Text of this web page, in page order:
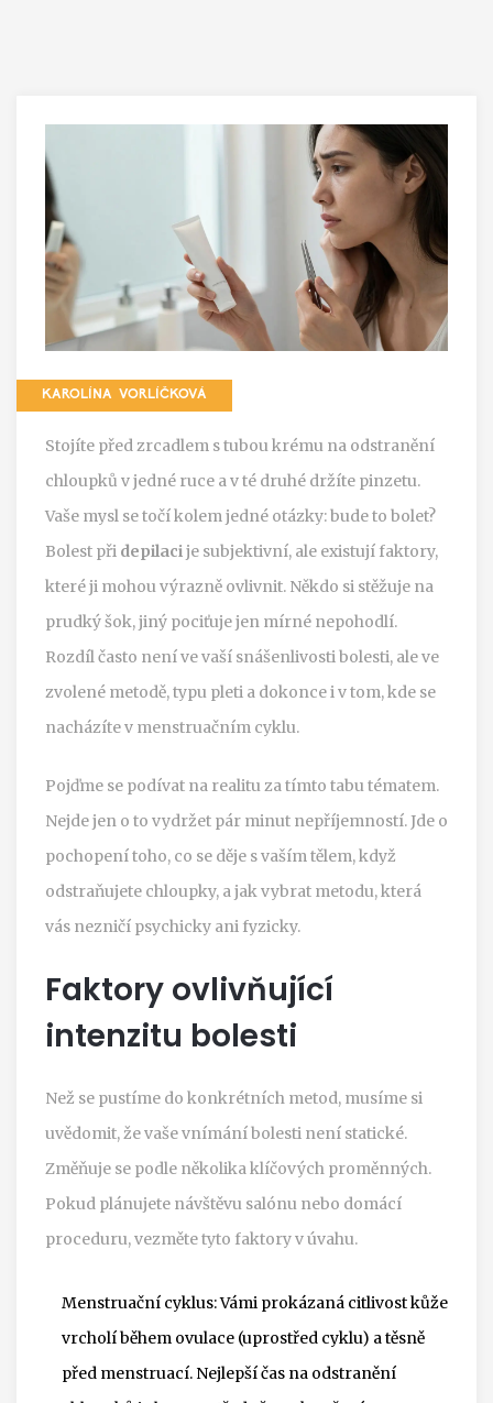
KAROLÍNA VORLÍČKOVÁ
Stojíte před zrcadlem s tubou krému na odstranění
chloupků v jedné ruce a v té druhé držíte pinzetu.
Vaše mysl se točí kolem jedné otázky: bude to bolet?
Bolest při depilacije subjektivní, ale existují faktory,
které ji mohou výrazně ovlivnit. Někdo si stěžuje na
prudký šok, jiný pociťuje jen mírné nepohodlí.
Rozdíl často není ve vaší snášenlivosti bolesti, ale ve
zvolené metodě, typu pleti a dokonce i v tom, kde se
nacházíte v menstruačním cyklu.
Pojďme se podívat na realitu za tímto tabu tématem.
Nejde jen o to vydržet pár minut nepříjemností. Jde o
pochopení toho, co se děje s vaším tělem, když
odstraňujete chloupky, a jak vybrat metodu, která
vás nezničí psychicky ani fyzicky.
Faktory ovlivňující
intenzitu bolesti
Než se pustíme do konkrétních metod, musíme si
uvědomit, že vaše vnímání bolesti není statické.
Změňuje se podle několika klíčových proměnných.
Pokud plánujete návštěvu salónu nebo domácí
proceduru, vezměte tyto faktory v úvahu.
Menstruační cyklus: Vámi prokázaná citlivost kůže
vrcholí během ovulace (uprostřed cyklu) a těsně
před menstruací. Nejlepší čas na odstranění